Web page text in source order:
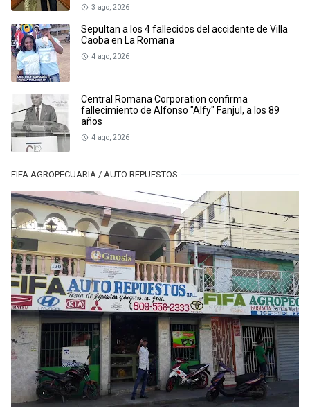
3 ago, 2026
Sepultan a los 4 fallecidos del accidente de Villa
Caoba en La Romana
4 ago, 2026
Central Romana Corporation confirma
fallecimiento de Alfonso "Alfy" Fanjul, a los 89
años
4 ago, 2026
FIFA AGROPECUARIA / AUTO REPUESTOS